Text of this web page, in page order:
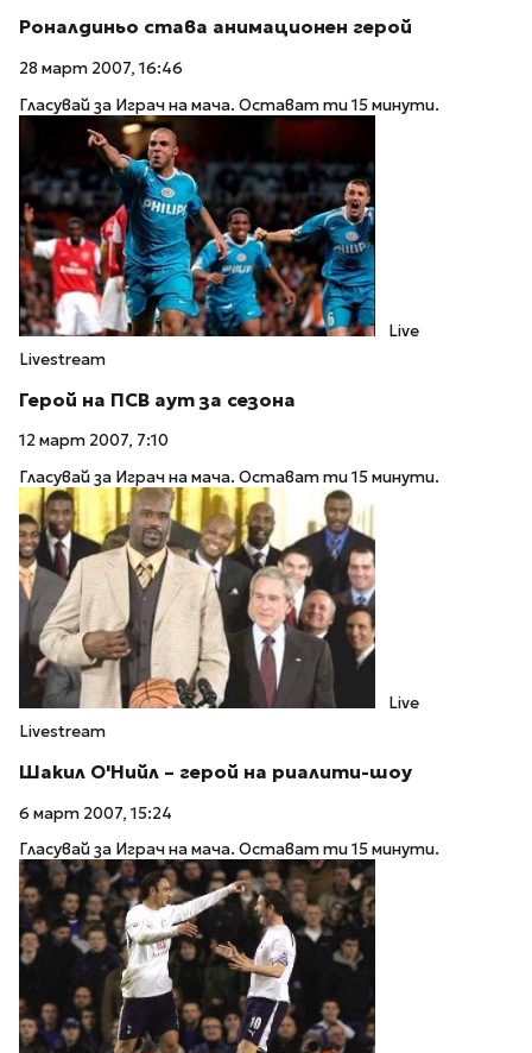
Роналдиньо става анимационен герой
28 март 2007, 16:46
Гласувай за Играч на мача. Остават ти 15 минути.
Live
Livestream
Герой на ПСВ аут за сезона
12 март 2007, 7:10
Гласувай за Играч на мача. Остават ти 15 минути.
Live
Livestream
Шакил О'Нийл – герой на риалити-шоу
6 март 2007, 15:24
Гласувай за Играч на мача. Остават ти 15 минути.